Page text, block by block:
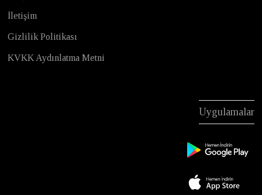
İletişim
Gizlilik Politikası
KVKK Aydınlatma Metni
Uygulamalar